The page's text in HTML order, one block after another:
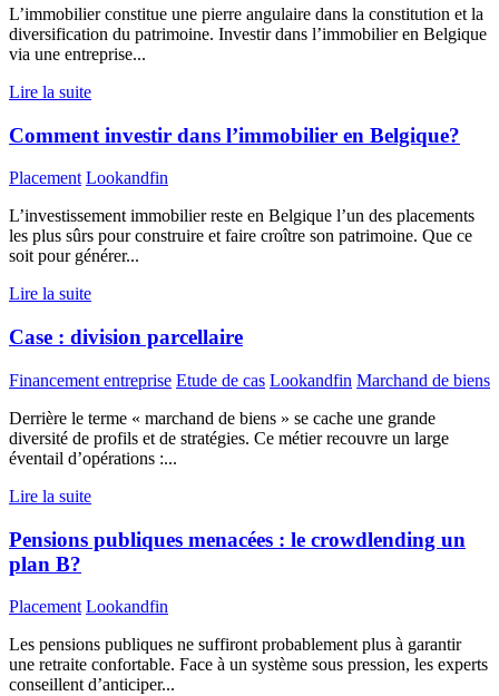
L’immobilier constitue une pierre angulaire dans la constitution et la
diversification du patrimoine. Investir dans l’immobilier en Belgique
via une entreprise...
Lire la suite
Comment investir dans l’immobilier en Belgique?
Placement Lookandfin
L’investissement immobilier reste en Belgique l’un des placements
les plus sûrs pour construire et faire croître son patrimoine. Que ce
soit pour générer...
Lire la suite
Case : division parcellaire
Financement entreprise Etude de cas Lookandfin Marchand de biens
Derrière le terme « marchand de biens » se cache une grande
diversité de profils et de stratégies. Ce métier recouvre un large
éventail d’opérations :...
Lire la suite
Pensions publiques menacées : le crowdlending un
plan B?
Placement Lookandfin
Les pensions publiques ne suffiront probablement plus à garantir
une retraite confortable. Face à un système sous pression, les experts
conseillent d’anticiper...